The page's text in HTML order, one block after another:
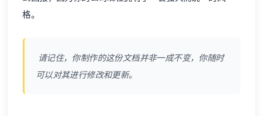
格。
请记住，你制作的这份文档并非一成不变，你随时
可以对其进行修改和更新。